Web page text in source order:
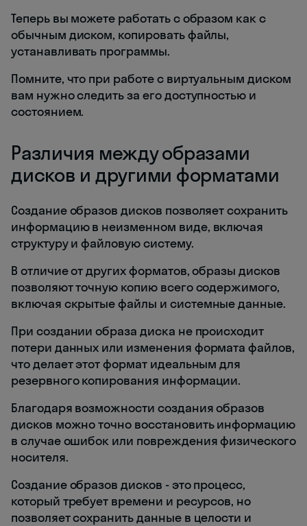
Теперь вы можете работать с образом как с
обычным диском, копировать файлы,
устанавливать программы.
Помните, что при работе с виртуальным диском
вам нужно следить за его доступностью и
состоянием.
Различия между образами
дисков и другими форматами
Создание образов дисков позволяет сохранить
информацию в неизменном виде, включая
структуру и файловую систему.
В отличие от других форматов, образы дисков
позволяют точную копию всего содержимого,
включая скрытые файлы и системные данные.
При создании образа диска не происходит
потери данных или изменения формата файлов,
что делает этот формат идеальным для
резервного копирования информации.
Благодаря возможности создания образов
дисков можно точно восстановить информацию
в случае ошибок или повреждения физического
носителя.
Создание образов дисков - это процесс,
который требует времени и ресурсов, но
позволяет сохранить данные в целости и